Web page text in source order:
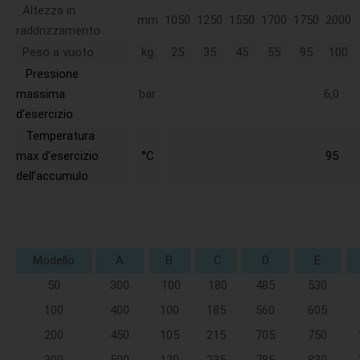
Altezza in
raddrizzamento
mm 1050 1250 1550 1700 1750 2000
Peso a vuoto kg 25 35 45 55 95
100
Pressione
massima
d'esercizio
bar 6,0
Temperatura
max d'esercizio
dell'accumulo
°C 95
Modello A B C D
E
50
300 100 180 485
530
100
400 100 185 560
605
200
450 105 215 705 750